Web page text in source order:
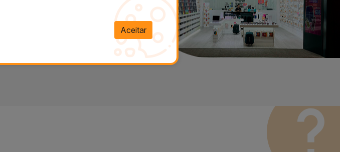
Aceitar